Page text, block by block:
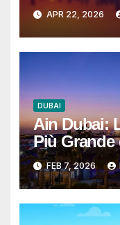
APR 22, 2026
DUBAI
Ain Dubai:
Più
FEB 7, 2026